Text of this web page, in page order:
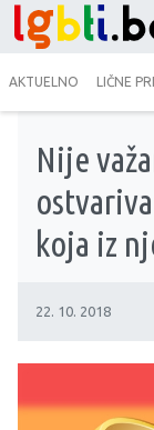
AKTUELNO LIČNE
Nije
koja iz
22. 10. 2018